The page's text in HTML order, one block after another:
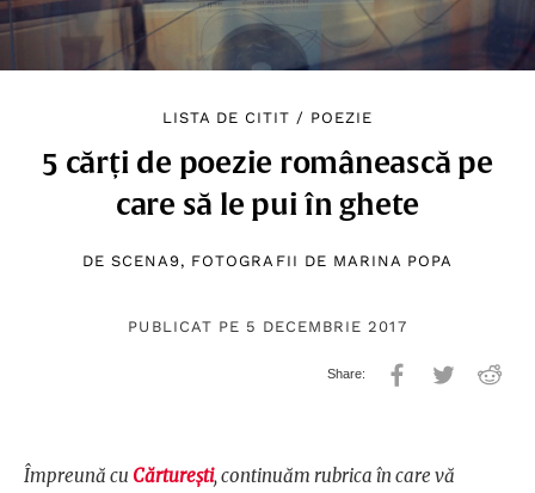
LISTA DE CITIT / POEZIE
5 cărți de poezie românească pe
care să le pui în ghete
DE SCENA9, FOTOGRAFII DE MARINA POPA
PUBLICAT PE 5 DECEMBRIE 2017
Împreună cu Cărturești, continuăm rubrica în care vă